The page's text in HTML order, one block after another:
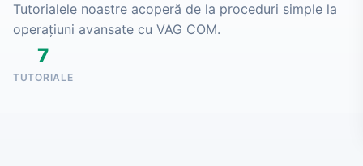
Tutorialele noastre acoperă de la proceduri simple la
operațiuni avansate cu VAG COM.
7
TUTORIALE